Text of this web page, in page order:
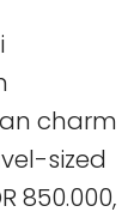
charm
sized
850.000,